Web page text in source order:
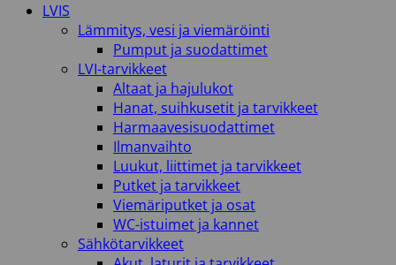
LVIS
Lämmitys, vesi ja viemäröinti
Pumput ja suodattimet
LVI-tarvikkeet
Altaat ja hajulukot
Hanat, suihkusetit ja tarvikkeet
Harmaavesisuodattimet
Ilmanvaihto
Luukut, liittimet ja tarvikkeet
Putket ja tarvikkeet
Viemäriputket ja osat
WC-istuimet ja kannet
Sähkötarvikkeet